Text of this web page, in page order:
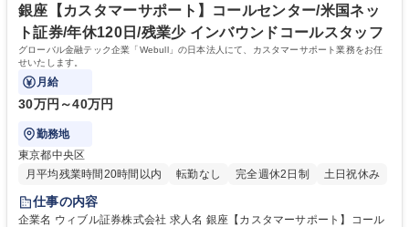
途入社率100％の環境／最新AI技術を活用した次世代金融サービスに携わ
るチャンス 学歴・資格 学歴：大学院 大学 高専 短大 専修学校 語学力：英
語 資格：
銀座【カスタマーサポート】コールセンター/米国ネッ
ト証券/年休120日/残業少 インバウンドコールスタッフ
グローバル金融テック企業「Webull」の日本法人にて、カスタマーサポート業務をお任
せいたします。
月給
30万円～40万円
勤務地
東京都中央区
月平均残業時間20時間以内
転勤なし 完全週休2日制 土日祝休み
仕事の内容
企業名 ウィブル証券株式会社 求人名 銀座【カスタマーサポート】コール